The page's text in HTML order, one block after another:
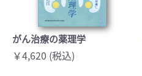
がん治療の薬理学
￥4,620 (税込)